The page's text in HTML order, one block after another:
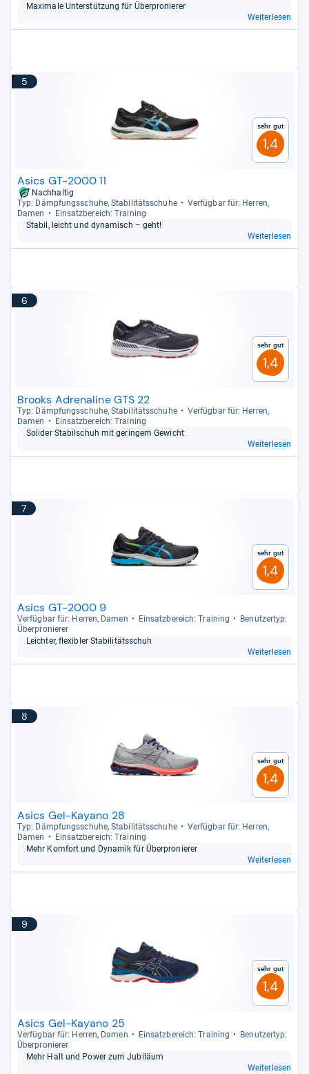
Maxi­male Unter­stüt­zung für Über­pro­nie­rer
Weiterlesen
5
Sehr gut
1,4
Asics GT-2000 11
Nachhaltig
Typ: Dämp­fungs­schuhe, Sta­bi­li­täts­schuhe
Ver­füg­bar für: Her­ren,
Damen
Ein­satz­be­reich: Trai­ning
Sta­bil, leicht und dyna­misch – geht!
Weiterlesen
6
Sehr gut
1,4
Brooks Adrenaline GTS 22
Typ: Dämp­fungs­schuhe, Sta­bi­li­täts­schuhe
Ver­füg­bar für: Her­ren,
Damen
Ein­satz­be­reich: Trai­ning
Soli­der Sta­bil­schuh mit gerin­gem Gewicht
Weiterlesen
7
Sehr gut
1,4
Asics GT-2000 9
Ver­füg­bar für: Her­ren, Damen Ein­satz­be­reich: Trai­ning
Benut­zer­typ:
Über­pro­nie­rer
Leich­ter, fle­xibler Sta­bi­li­täts­schuh
Weiterlesen
8
Sehr gut
1,4
Asics Gel-Kayano 28
Typ: Dämp­fungs­schuhe, Sta­bi­li­täts­schuhe
Ver­füg­bar für: Her­ren,
Damen
Ein­satz­be­reich: Trai­ning
Mehr Kom­fort und Dyna­mik für Über­pro­nie­rer
Weiterlesen
9
Sehr gut
1,4
Asics Gel-Kayano 25
Ver­füg­bar für: Her­ren, Damen Ein­satz­be­reich: Trai­ning
Benut­zer­typ:
Über­pro­nie­rer
Mehr Halt und Power zum Jubi­läum
Weiterlesen